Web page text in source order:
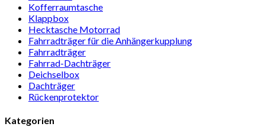
Kof­fer­raum­ta­sche
Klappbox
Heck­ta­sche Motorrad
Fahr­rad­träger für die Anhän­ger­kup­p­lung
Fahr­rad­träger
Fahrrad-Dach­träger
Deich­selbox
Dach­träger
Rücken­pro­tektor
Kategorien